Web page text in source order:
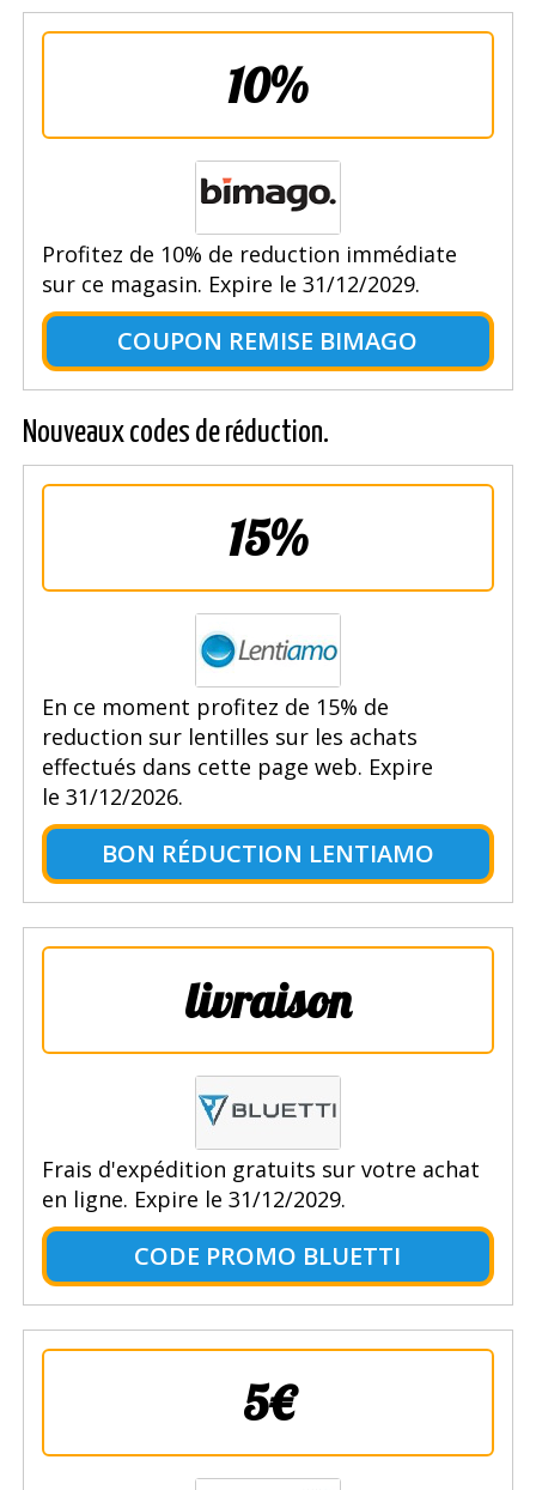
10%
Profitez de 10% de reduction immédiate
sur ce magasin. Expire le 31/12/2029.
COUPON REMISE BIMAGO
Nouveaux codes de réduction.
15%
En ce moment profitez de 15% de
reduction sur lentilles sur les achats
effectués dans cette page web. Expire
le 31/12/2026.
BON RÉDUCTION LENTIAMO
livraison
Frais d'expédition gratuits sur votre achat
en ligne. Expire le 31/12/2029.
CODE PROMO BLUETTI
5€